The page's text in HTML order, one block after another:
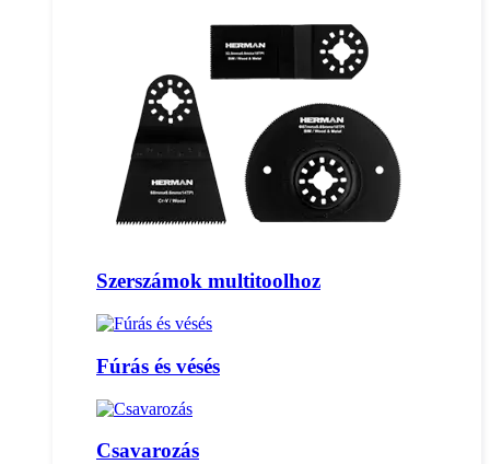
Szerszámok multitoolhoz
Fúrás és vésés
Csavarozás